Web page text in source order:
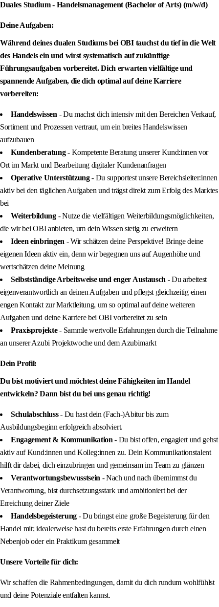
Duales Studium - Handelsmanagement (Bachelor of Arts) (m/w/d)
Deine Aufgaben:
Während deines dualen Studiums bei OBI tauchst du tief in die Welt
des Handels ein und wirst systematisch auf zukünftige
Führungsaufgaben vorbereitet. Dich erwarten vielfältige und
spannende Aufgaben, die dich optimal auf deine Karriere
vorbereiten:
Handelswissen - Du machst dich intensiv mit den Bereichen Verkauf,
Sortiment und Prozessen vertraut, um ein breites Handelswissen
aufzubauen
Kundenberatung- Kompetente Beratung unserer Kund:innen vor
Ort im Markt und Bearbeitung digitaler Kundenanfragen
Operative Unterstützung- Du supportest unsere Bereichsleiter:innen
aktiv bei den täglichen Aufgaben und trägst direkt zum Erfolg des Marktes
bei
Weiterbildung- Nutze die vielfältigen Weiterbildungsmöglichkeiten,
die wir bei OBI anbieten, um dein Wissen stetig zu erweitern
Ideen einbringen - Wir schätzen deine Perspektive! Bringe deine
eigenen Ideen aktiv ein, denn wir begegnen uns auf Augenhöhe und
wertschätzen deine Meinung
Selbstständige Arbeitsweise und enger Austausch - Du arbeitest
eigenverantwortlich an deinen Aufgaben und pflegst gleichzeitig einen
engen Kontakt zur Marktleitung, um so optimal auf deine weiteren
Aufgaben und deine Karriere bei OBI vorbereitet zu sein
Praxisprojekte- Sammle wertvolle Erfahrungen durch die Teilnahme
an unserer Azubi Projektwoche und dem Azubimarkt
Dein Profil:
Du bist motiviert und möchtest deine Fähigkeiten im Handel
entwickeln? Dann bist du bei uns genau richtig!
Schulabschluss- Du hast dein (Fach-)Abitur bis zum
Ausbildungsbeginn erfolgreich absolviert.
Engagement & Kommunikation- Du bist offen, engagiert und gehst
aktiv auf Kund:innen und Kolleg:innen zu. Dein Kommunikationstalent
hilft dir dabei, dich einzubringen und gemeinsam im Team zu glänzen
Verantwortungsbewusstsein - Nach und nach übernimmst du
Verantwortung, bist durchsetzungsstark und ambitioniert bei der
Erreichung deiner Ziele
Handelsbegeisterung- Du bringst eine große Begeisterung für den
Handel mit; idealerweise hast du bereits erste Erfahrungen durch einen
Nebenjob oder ein Praktikum gesammelt
Unsere Vorteile für dich:
Wir schaffen die Rahmenbedingungen, damit du dich rundum wohlfühlst
und deine Potenziale entfalten kannst.